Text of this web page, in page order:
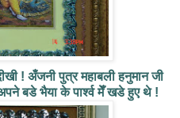
! अँजनी पुत्र महाबली हनुमान जी
बडे भैया के पार्श्व मेँ खडे हुए थे !